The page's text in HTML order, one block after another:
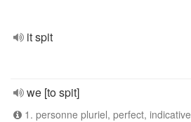
it spit
we [to spit]
1. personne pluriel, perfect, indicative